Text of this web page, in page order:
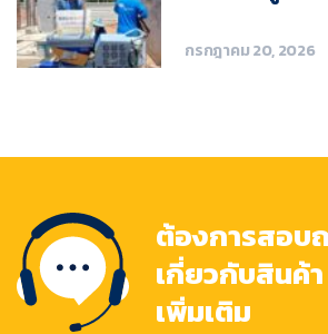
กรกฎาคม 20, 2026
ต้องการสอบ
เกี่ยวกับสินค้
เพิ่มเติม